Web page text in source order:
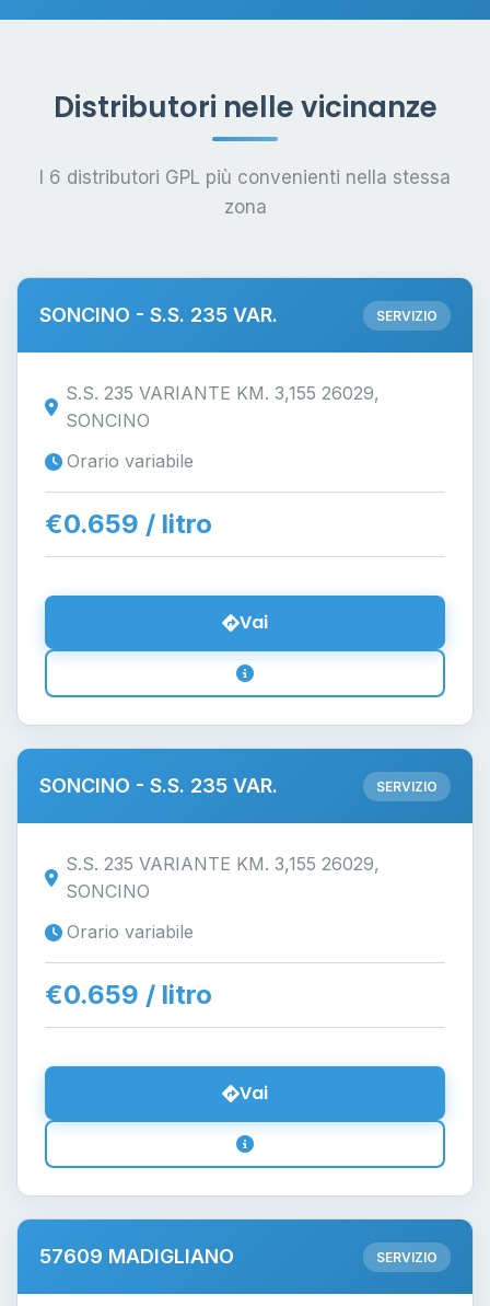
Distributori nelle vicinanze
I 6 distributori GPL più convenienti nella stessa
zona
SONCINO - S.S. 235 VAR. SERVIZIO
S.S. 235 VARIANTE KM. 3,155 26029,
SONCINO
Orario variabile
€0.659 / litro
Vai
SONCINO - S.S. 235 VAR. SERVIZIO
S.S. 235 VARIANTE KM. 3,155 26029,
SONCINO
Orario variabile
€0.659 / litro
Vai
57609 MADIGLIANO SERVIZIO